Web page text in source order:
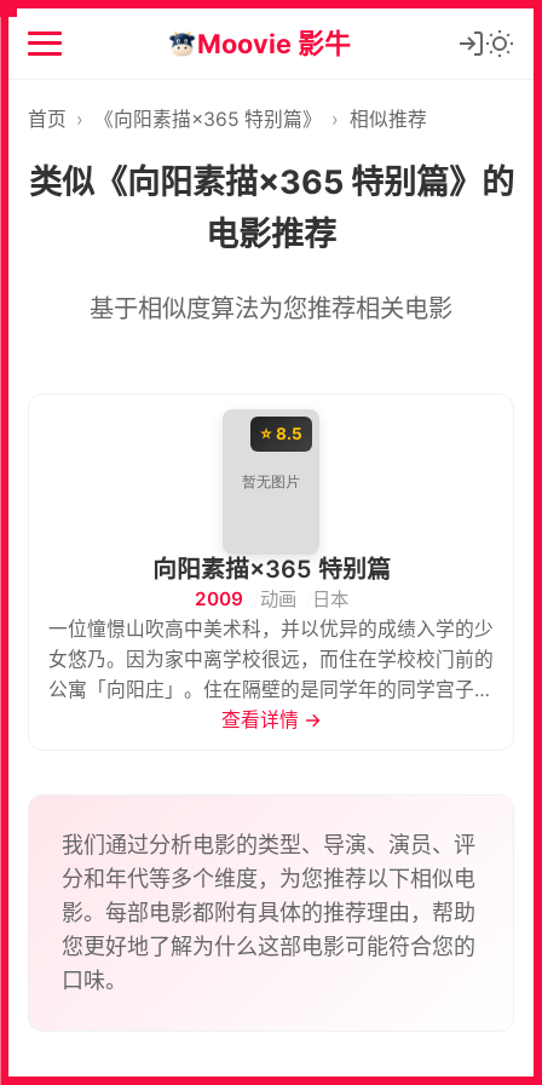
Moovie 影牛
首页 › 《向阳素描×365 特别篇》 › 相似推荐
类似《向阳素描×365 特别篇》的
电影推荐
基于相似度算法为您推荐相关电影
⭐ 8.5
向阳素描×365 特别篇
2009 动画
日本
一位憧憬山吹高中美术科，并以优异的成绩入学的少
女悠乃。因为家中离学校很远，而住在学校校门前的
公寓「向阳庄」。住在隔壁的是同学年的同学宫子而
在各自房间正下方的是学姊寻&沙英。因为聚集了各
查看详情 →
我们通过分析电影的类型、导演、演员、评
分和年代等多个维度，为您推荐以下相似电
影。每部电影都附有具体的推荐理由，帮助
您更好地了解为什么这部电影可能符合您的
口味。